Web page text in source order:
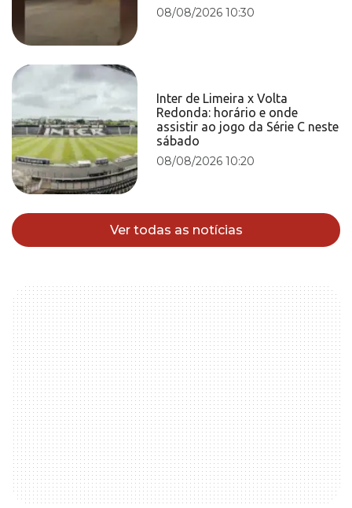
08/08/2026 10:30
Inter de Limeira x Volta
Redonda: horário e onde
assistir ao jogo da Série C neste
sábado
08/08/2026 10:20
Ver todas as notícias